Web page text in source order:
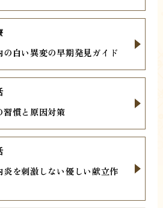
白い異変の早期発見ガイド
習慣と原因対策
を刺激しない優しい献立作